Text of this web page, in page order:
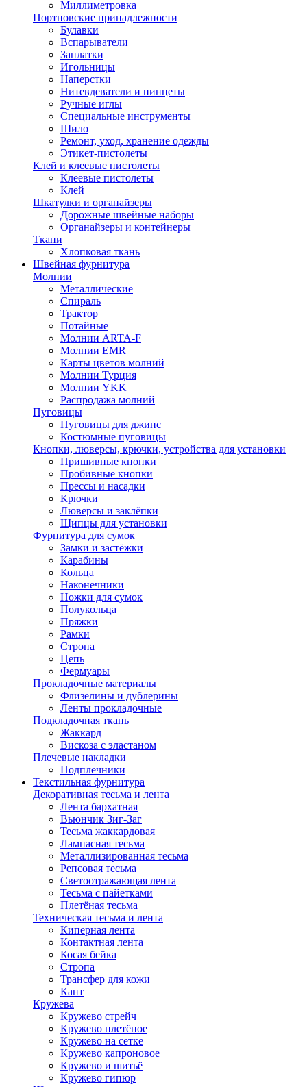
Миллиметровка
Портновские принадлежности
Булавки
Вспарыватели
Заплатки
Игольницы
Наперстки
Нитевдеватели и пинцеты
Ручные иглы
Специальные инструменты
Шило
Ремонт, уход, хранение одежды
Этикет-пистолеты
Клей и клеевые пистолеты
Клеевые пистолеты
Клей
Шкатулки и органайзеры
Дорожные швейные наборы
Органайзеры и контейнеры
Ткани
Хлопковая ткань
Швейная фурнитура
Молнии
Металлические
Спираль
Трактор
Потайные
Молнии ARTA-F
Молнии EMR
Карты цветов молний
Молнии Турция
Молнии YKK
Распродажа молний
Пуговицы
Пуговицы для джинс
Костюмные пуговицы
Кнопки, люверсы, крючки, устройства для установки
Пришивные кнопки
Пробивные кнопки
Прессы и насадки
Крючки
Люверсы и заклёпки
Щипцы для установки
Фурнитура для сумок
Замки и застёжки
Карабины
Кольца
Наконечники
Ножки для сумок
Полукольца
Пряжки
Рамки
Стропа
Цепь
Фермуары
Прокладочные материалы
Флизелины и дублерины
Ленты прокладочные
Подкладочная ткань
Жаккард
Вискоза с эластаном
Плечевые накладки
Подплечники
Текстильная фурнитура
Декоративная тесьма и лента
Лента бархатная
Вьюнчик Зиг-Заг
Тесьма жаккардовая
Лампасная тесьма
Металлизированная тесьма
Репсовая тесьма
Светоотражающая лента
Тесьма с пайетками
Плетёная тесьма
Техническая тесьма и лента
Киперная лента
Контактная лента
Косая бейка
Стропа
Трансфер для кожи
Кант
Кружева
Кружево стрейч
Кружево плетёное
Кружево на сетке
Кружево капроновое
Кружево и шитьё
Кружево гипюр